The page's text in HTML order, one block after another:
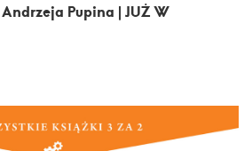
Pupina | JUŻ W